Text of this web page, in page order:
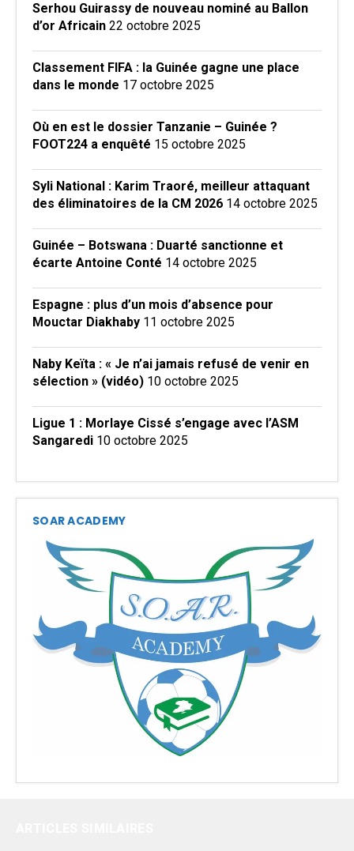
Serhou Guirassy de nouveau nominé au Ballon
d’or Africain 22 octobre 2025
Classement FIFA : la Guinée gagne une place
dans le monde 17 octobre 2025
Où en est le dossier Tanzanie – Guinée ?
FOOT224 a enquêté 15 octobre 2025
Syli National : Karim Traoré, meilleur attaquant
des éliminatoires de la CM 2026 14 octobre 2025
Guinée – Botswana : Duarté sanctionne et
écarte Antoine Conté 14 octobre 2025
Espagne : plus d’un mois d’absence pour
Mouctar Diakhaby 11 octobre 2025
Naby Keïta : « Je n’ai jamais refusé de venir en
sélection » (vidéo) 10 octobre 2025
Ligue 1 : Morlaye Cissé s’engage avec l’ASM
Sangaredi 10 octobre 2025
SOAR ACADEMY